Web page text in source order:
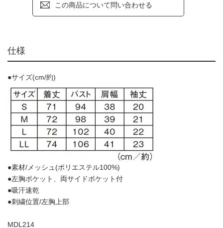
この商品について問い合わせる
仕様
●サイズ(cm/約)
●素材/メッシュ(ポリエステル100%)
●左胸ポケット、両サイドポケット付
●吸汗速乾
●刺繍位置/左胸上部
MDL214